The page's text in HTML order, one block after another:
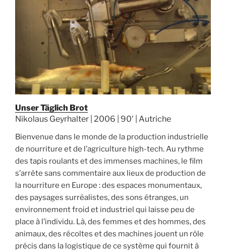
Unser Täglich Brot
Nikolaus Geyrhalter | 2006 | 90' | Autriche
Bienvenue dans le monde de la production industrielle
de nourriture et de l’agriculture high-tech. Au rythme
des tapis roulants et des immenses machines, le film
s’arrête sans commentaire aux lieux de production de
la nourriture en Europe : des espaces monumentaux,
des paysages surréalistes, des sons étranges, un
environnement froid et industriel qui laisse peu de
place à l’individu. Là, des femmes et des hommes, des
animaux, des récoltes et des machines jouent un rôle
précis dans la logistique de ce système qui fournit à